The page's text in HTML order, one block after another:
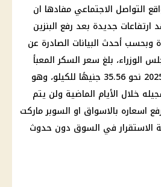
التواصل الاجتماعي مفادها ان
جديدة بعد رفع البنزين
وبحسب أحدث البيانات الصادرة عن
الوزراء، بلغ سعر السكر المعبأ
اليوم الخميس 24 أبريل 2025 نحو 35.56 جنيهًا للكيلو، وهو
خلال الأيام الماضية ولن يتم
اسعاره بالاسواق او السوبر ماركت
الاستقرار في السوق دون حدوث